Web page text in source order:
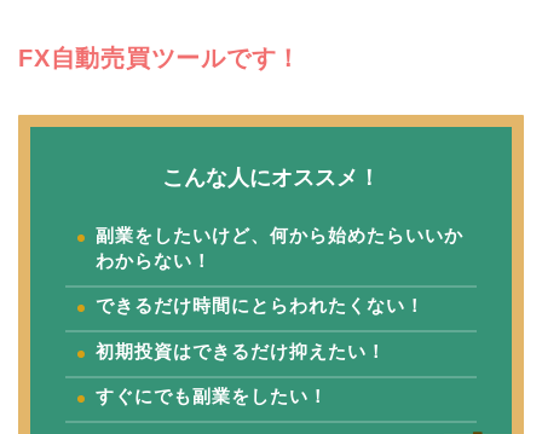
FX自動売買ツールです！
こんな人にオススメ！
副業をしたいけど、何から始めたらいいか
わからない！
できるだけ時間にとらわれたくない！
初期投資はできるだけ抑えたい！
すぐにでも副業をしたい！